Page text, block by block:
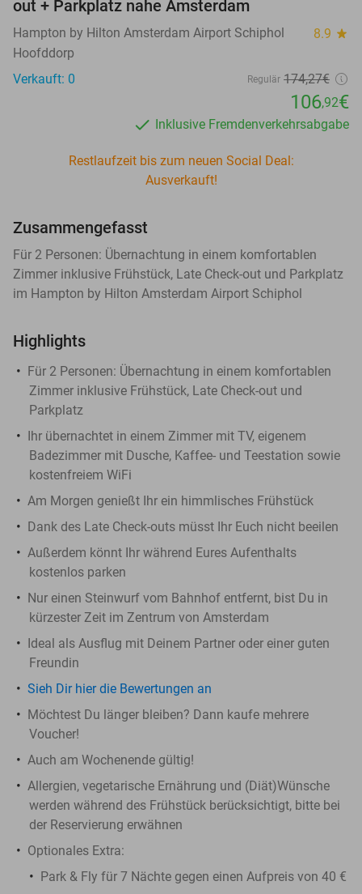
out + Parkplatz nahe Amsterdam
Hampton by Hilton Amsterdam Airport Schiphol 8.9 star
Hoofddorp
Verkauft: 0
Regulär 174,27€
106,92€
Inklusive Fremdenverkehrsabgabe
Restlaufzeit bis zum neuen Social Deal:
Ausverkauft!
Zusammengefasst
Für 2 Personen: Übernachtung in einem komfortablen
Zimmer inklusive Frühstück, Late Check-out und Parkplatz
im Hampton by Hilton Amsterdam Airport Schiphol
Highlights
Für 2 Personen: Übernachtung in einem komfortablen
Zimmer inklusive Frühstück, Late Check-out und
Parkplatz
Ihr übernachtet in einem Zimmer mit TV, eigenem
Badezimmer mit Dusche, ​Kaffee- und Teestation sowie
kostenfreiem WiFi
Am Morgen genießt Ihr ein himmlisches Frühstück
Dank des Late Check-outs müsst Ihr Euch nicht beeilen
Außerdem könnt Ihr während Eures Aufenthalts
kostenlos parken
Nur einen Steinwurf vom Bahnhof entfernt, bist Du in
kürzester Zeit im Zentrum von Amsterdam
Ideal als Ausflug mit Deinem Partner oder einer guten
Freundin
Sieh Dir hier die Bewertungen an
Möchtest Du länger bleiben? Dann kaufe mehrere
Voucher!
Auch am Wochenende gültig!
Allergien, vegetarische Ernährung und (Diät)Wünsche
werden während des Frühstück berücksichtigt, bitte bei
der Reservierung erwähnen
Optionales Extra:
Park & Fly für 7 Nächte gegen einen Aufpreis von 40 €